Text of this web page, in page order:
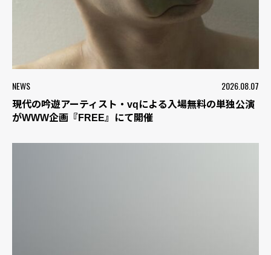
NEWS 2026.08.07
現代の吟遊アーティスト・vqによる入場無料の単独公演
がWWW企画『FREE』にて開催